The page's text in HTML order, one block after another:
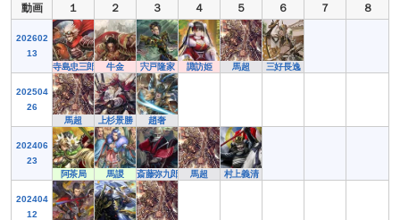
動画 １ ２ ３ ４ ５ ６ ７ ８
202602
13
寺島忠三郎
牛金 宍戸隆家 諏訪姫 馬超 三好長逸
202504
26
馬超
上杉景勝 趙奢
202406
23
阿茶局
馬謖 斎藤弥九郎 馬超 村上義清
202404
12